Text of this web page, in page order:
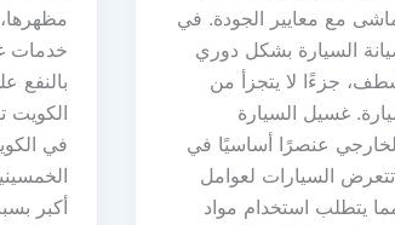
مع معايير الجودة. في
السيارة بشكل دوري
جزءًا لا يتجزأ من
غسيل السيارة
عنصرًا أساسيًا في
السيارات لعوامل
يتطلب استخدام مواد
خدمات
بالنفع
الكويت
في
أكبر